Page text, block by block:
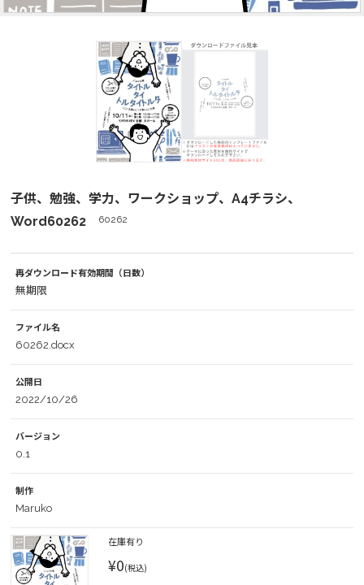
子供、勉強、学力、ワークショップ、A4チラシ、
Word60262
60262
再ダウンロード有効期間（日数）
無期限
ファイル名
60262.docx
公開日
2022/10/26
バージョン
0.1
制作
Maruko
在庫有り
¥0(税込)